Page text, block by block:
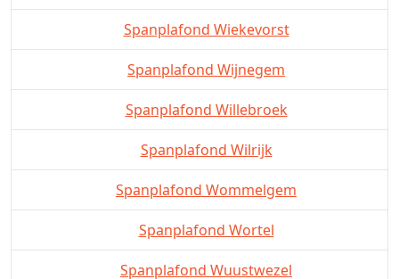
Spanplafond Wiekevorst
Spanplafond Wijnegem
Spanplafond Willebroek
Spanplafond Wilrijk
Spanplafond Wommelgem
Spanplafond Wortel
Spanplafond Wuustwezel